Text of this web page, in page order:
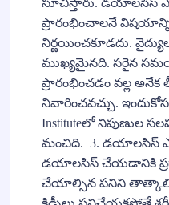
సూచిస్తారు. డయాలసిస్
ప్రారంభించాలనే
నిర్ణయించకూడదు.
ముఖ్యమైనది. సరైన
ప్రారంభించడం వల్ల
నివారించవచ్చు.
Instituteలో నిపుణుల
మంచిది. 3. డయాలసిస్
డయాలసిస్ చేయడానికి
చేయాల్సిన పనిని